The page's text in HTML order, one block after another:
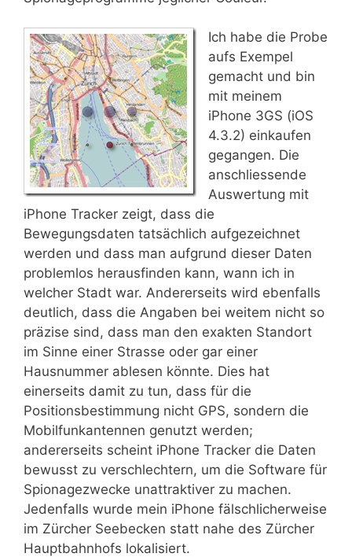
Ich habe die Probe
aufs Exempel
gemacht und bin
mit meinem
iPhone 3GS (iOS
4.3.2) einkaufen
gegangen. Die
anschliessende
Auswertung mit
iPhone Tracker zeigt, dass die
Bewegungsdaten tatsächlich aufgezeichnet
werden und dass man aufgrund dieser Daten
problemlos herausfinden kann, wann ich in
welcher Stadt war. Andererseits wird ebenfalls
deutlich, dass die Angaben bei weitem nicht so
präzise sind, dass man den exakten Standort
im Sinne einer Strasse oder gar einer
Hausnummer ablesen könnte. Dies hat
einerseits damit zu tun, dass für die
Positionsbestimmung nicht GPS, sondern die
Mobilfunkantennen genutzt werden;
andererseits scheint iPhone Tracker die Daten
bewusst zu verschlechtern, um die Software für
Spionagezwecke unattraktiver zu machen.
Jedenfalls wurde mein iPhone fälschlicherweise
im Zürcher Seebecken statt nahe des Zürcher
Hauptbahnhofs lokalisiert.